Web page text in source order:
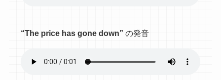
“The price has gone down” の発音